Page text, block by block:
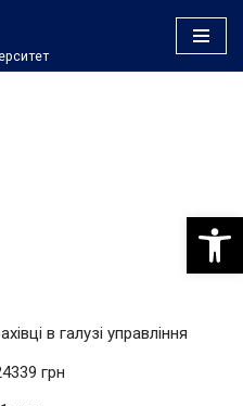
в галузі управління
грн